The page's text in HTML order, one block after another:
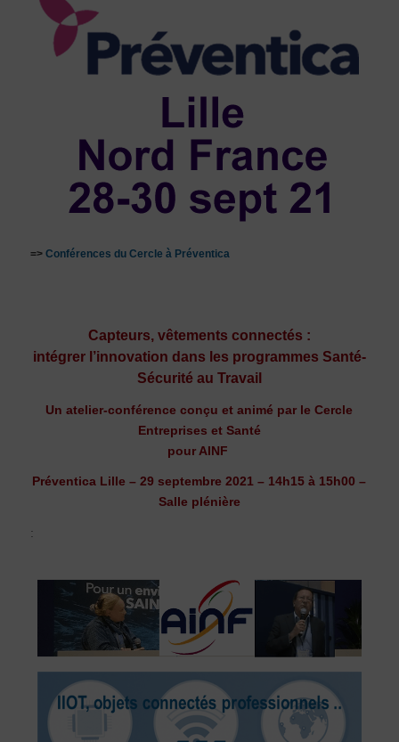
=> Conférences du Cercle à Préventica
Capteurs, vêtements connectés :
intégrer l’innovation dans les programmes Santé-
Sécurité au Travail
Un atelier-conférence conçu et animé par le Cercle
Entreprises et Santé
pour AINF
Préventica Lille – 29 septembre 2021 – 14h15 à 15h00 –
Salle plénière
: